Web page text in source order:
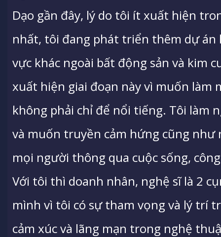
Dạo gần đây, lý do tôi ít xuất hiện
nhất, tôi đang phát triển thêm dự án
vực khác ngoài bất động sản và kim
xuất hiện giai đoạn này vì muốn làm
không phải chỉ để nổi tiếng. Tôi làm
và muốn truyền cảm hứng cũng như
mọi người thông qua cuộc sống,
Với tôi thì doanh nhân, nghệ sĩ là 2
mình vì tôi có sự tham vọng và lý trí
cảm xúc và lãng mạn trong nghệ